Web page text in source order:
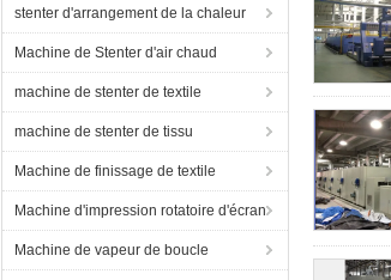
stenter d'arrangement de la chaleur
Machine de Stenter d'air chaud
machine de stenter de textile
machine de stenter de tissu
Machine de finissage de textile
Machine d'impression rotatoire d'écran
Machine de vapeur de boucle